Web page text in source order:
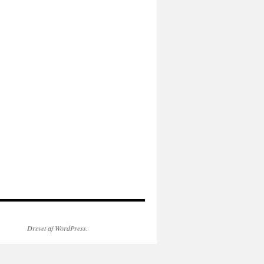
Drevet af WordPress.